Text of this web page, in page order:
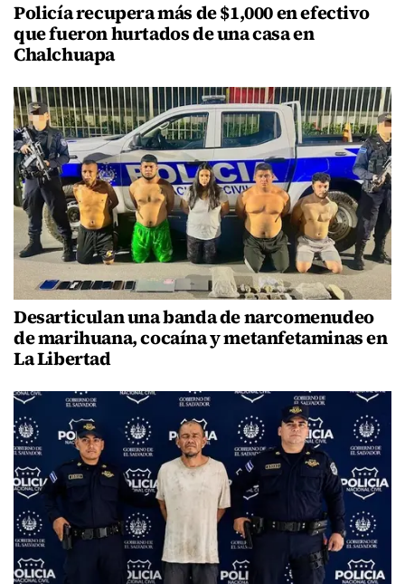
Policía recupera más de $1,000 en efectivo
que fueron hurtados de una casa en
Chalchuapa
Desarticulan una banda de narcomenudeo
de marihuana, cocaína y metanfetaminas en
La Libertad